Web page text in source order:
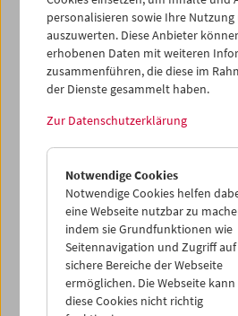
richten den Blick auf eine andere
Bewegtbilds: Flüchtiger
kulturgeschichtlichen Mehrwert.
Füße auf dem Teppichboden
Tapisom(slowenisch für
künstlerischer Reflexion: In
Schnitten tauchen wir ein in die
Teppichpalette von Tapisom und
männlichen Off-Kommentar
Mann von hinten, der eine Wiese
mit seinen Sandalen Halme
Tapisom", tönt es aus dem Off.
personalisieren sowie Ihre Nutzung
auszuwerten. Diese Anbieter
erhobenen Daten mit weiteren
zusammenführen, die diese im
der Dienste gesammelt haben.
Zur Datenschutzerklärung
Notwendige Cookies
Notwendige Cookies helfen
eine Webseite nutzbar zu
indem sie Grundfunktionen wie
Seitennavigation und Zugriff auf
sichere Bereiche der Webseite
ermöglichen. Die Webseite
diese Cookies nicht richtig